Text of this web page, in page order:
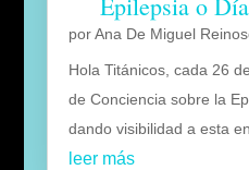
Epilepsia o
porAna De Miguel
Hola Titánicos, cada 26
de Conciencia sobre la
dando visibilidad a esta
leer más